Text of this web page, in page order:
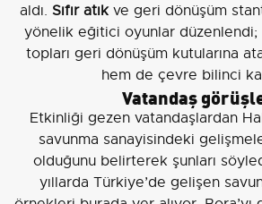
aldı. Sıfır atıkve geri dönüşüm
yönelik eğitici oyunlar düzenlendi;
topları geri dönüşüm kutularına
hem de çevre bilinci
Vatandaş
Etkinliği gezen vatandaşlardan
savunma sanayisindeki
olduğunu belirterek şunları
yıllarda Türkiye’de gelişen